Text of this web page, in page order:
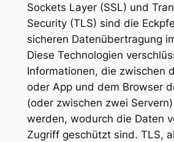
Sockets Layer (SSL) und
Security (TLS) sind die
sicheren Datenübertragung
Diese Technologien
Informationen, die zwischen
oder App und dem Browser
(oder zwischen zwei
werden, wodurch die Daten
Zugriff geschützt sind. TLS,